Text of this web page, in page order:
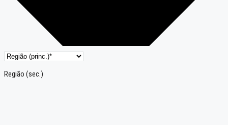
Região (sec.)